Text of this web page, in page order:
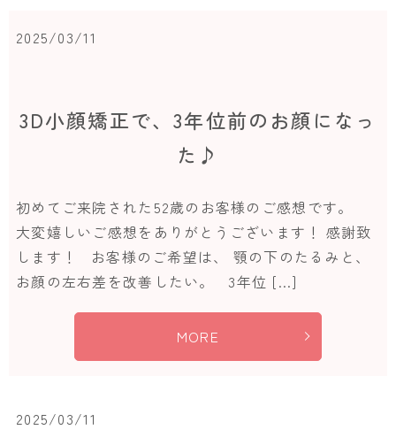
2025/03/11
3D小顔矯正で、3年位前のお顔になっ
た♪
初めてご来院された52歳のお客様のご感想です。
大変嬉しいご感想をありがとうございます！ 感謝致
します！ お客様のご希望は、 顎の下のたるみと、
お顔の左右差を改善したい。 3年位 […]
MORE
2025/03/11